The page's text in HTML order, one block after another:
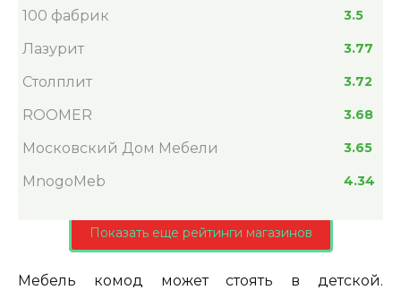
100 фабрик 3.5
Лазурит 3.77
Столплит 3.72
ROOMER 3.68
Московский Дом Мебели 3.65
MnogoMeb 4.34
Показать еще рейтинги магазинов
Мебель комод может стоять в детской.